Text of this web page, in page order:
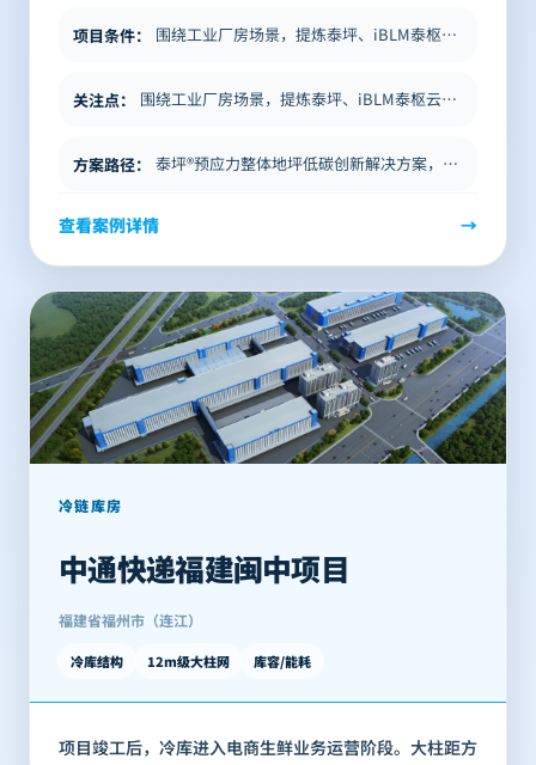
项目条件： 围绕工业厂房场景，提炼泰坪、iBLM泰枢云相关方案要点、项目价值与适用边界，帮助建设单位在方案阶段进行前期判断。
关注点： 围绕工业厂房场景，提炼泰坪、iBLM泰枢云相关方案要点、项目价值与适用边界，帮助建设单位在方案阶段进行前期判断。
方案路径： 泰坪®预应力整体地坪低碳创新解决方案，助力四川中烟什邡卷烟厂易地技术改造项目顺利投产！ 文章导语 本文为官网整理版，…
查看案例详情 →
冷链库房
中通快递福建闽中项目
福建省福州市（连江）
冷库结构 12m级大柱网 库容/能耗
项目竣工后，冷库进入电商生鲜业务运营阶段。大柱距方